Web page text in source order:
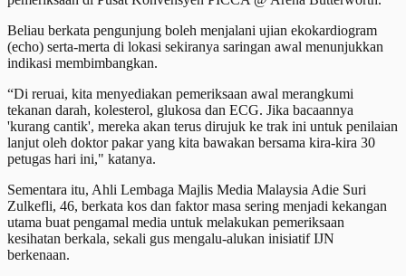
Beliau berkata pengunjung boleh menjalani ujian ekokardiogram
(echo) serta-merta di lokasi sekiranya saringan awal menunjukkan
indikasi membimbangkan.
​“Di reruai, kita menyediakan pemeriksaan awal merangkumi
tekanan darah, kolesterol, glukosa dan ECG. Jika bacaannya
'kurang cantik', mereka akan terus dirujuk ke trak ini untuk penilaian
lanjut oleh doktor pakar yang kita bawakan bersama kira-kira 30
petugas hari ini," katanya.
​Sementara itu, Ahli Lembaga Majlis Media Malaysia Adie Suri
Zulkefli, 46, berkata kos dan faktor masa sering menjadi kekangan
utama buat pengamal media untuk melakukan pemeriksaan
kesihatan berkala, sekali gus mengalu-alukan inisiatif IJN
berkenaan.